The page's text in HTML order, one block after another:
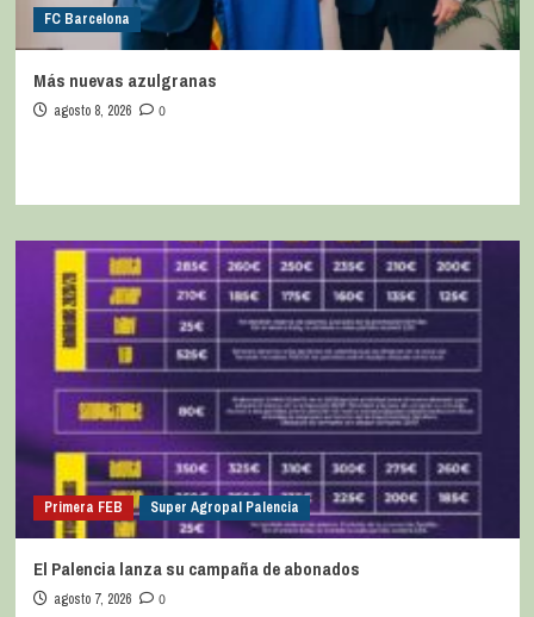
FC Barcelona
Más nuevas azulgranas
agosto 8, 2026 0
Primera FEB Super Agropal Palencia
El Palencia lanza su campaña de abonados
agosto 7, 2026 0